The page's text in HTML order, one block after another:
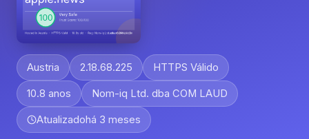
Austria 2.18.68.225 HTTPS Válido
10.8 anos Nom-iq Ltd. dba COM LAUD
Atualizadohá 3 meses